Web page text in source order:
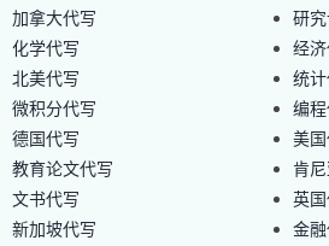
加拿大代写
化学代写
北美代写
微积分代写
德国代写
教育论文代写
文书代写
新加坡代写
研
经
统
编
美
肯
英
金